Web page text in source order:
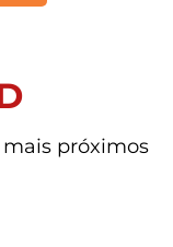
próximos